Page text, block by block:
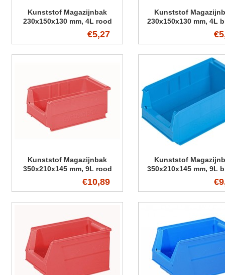
Kunststof Magazijnbak
230x150x130 mm, 4L rood
€5,27
Kunststof
230x150x130 mm, 4L
Kunststof Magazijnbak
350x210x145 mm, 9L rood
€10,89
Kunststof
350x210x145 mm, 9L